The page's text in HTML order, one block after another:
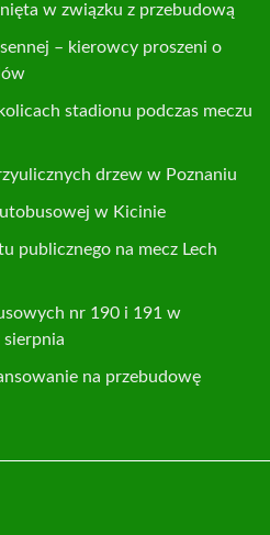
w związku z przebudową
– kierowcy proszeni o
stadionu podczas meczu
drzew w Poznaniu
w Kicinie
publicznego na mecz Lech
nr 190 i 191 w
sierpnia
na przebudowę